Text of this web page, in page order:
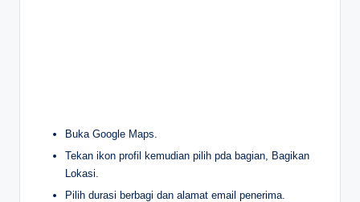
Buka Google Maps.
Tekan ikon profil kemudian pilih pda bagian, Bagikan
Lokasi.
Pilih durasi berbagi dan alamat email penerima.